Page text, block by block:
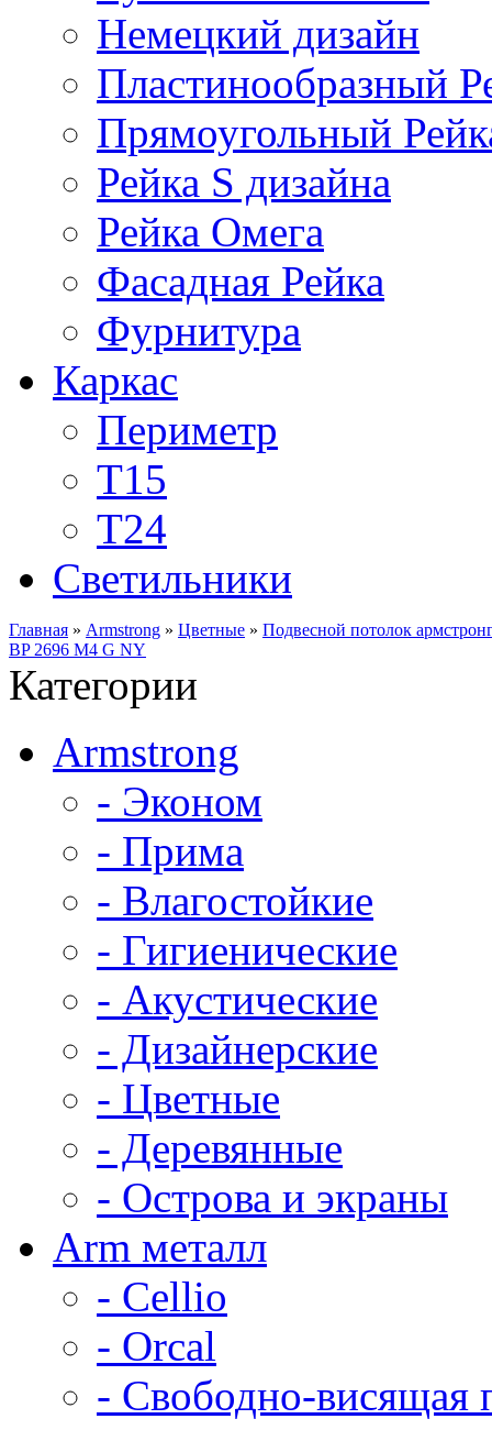
Немецкий дизайн
Пластинообразный
Прямоугольный
Рейка S дизайна
Рейка Омега
Фасадная Рейка
Фурнитура
Каркас
Периметр
Т15
Т24
Светильники
Главная » Armstrong » Цветные » Подвесной потолок
BP 2696 M4 G NY
Категории
Armstrong
- Эконом
- Прима
- Влагостойкие
- Гигиенические
- Акустические
- Дизайнерские
- Цветные
- Деревянные
- Острова и экраны
Arm металл
- Cellio
- Orcal
- Свободно-висящая